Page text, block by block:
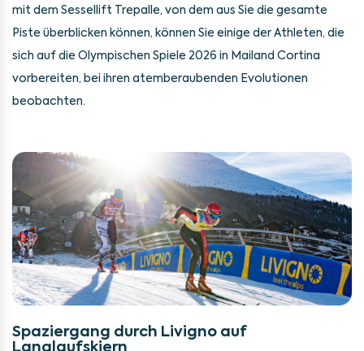
mit dem Sessellift Trepalle, von dem aus Sie die gesamte
Piste überblicken können, können Sie einige der Athleten, die
sich auf die Olympischen Spiele 2026 in Mailand Cortina
vorbereiten, bei ihren atemberaubenden Evolutionen
beobachten.
Spaziergang durch Livigno auf
Langlaufskiern